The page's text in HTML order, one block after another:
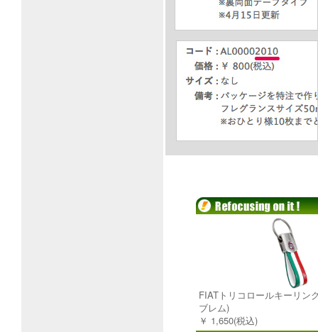
FIATトリコロールキーリン
ブレム)
￥ 1,650(税込)